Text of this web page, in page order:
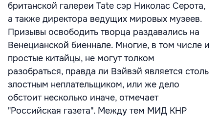
британской галереи Tate сэр Николас Серота,
а также директора ведущих мировых музеев.
Призывы освободить творца раздавались на
Венецианской биеннале. Многие, в том числе и
простые китайцы, не могут толком
разобраться, правда ли Вэйвэй является столь
злостным неплательщиком, или же дело
обстоит несколько иначе, отмечает
"Российская газета". Между тем МИД КНР